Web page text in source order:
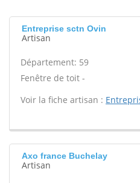
Entreprise sctn Ovin
Artisan
Département: 59
Fenêtre de toit -
Voir la fiche artisan :
Axo france Buchelay
Artisan